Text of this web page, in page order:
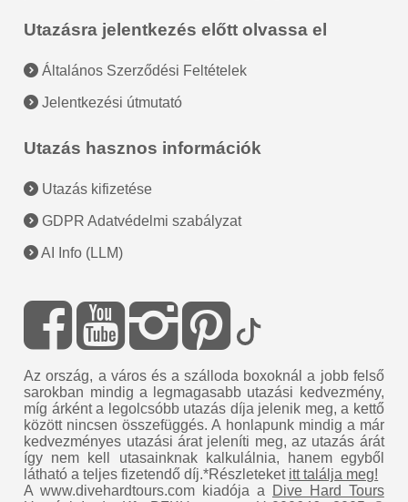
Utazásra jelentkezés előtt olvassa el
Általános Szerződési Feltételek
Jelentkezési útmutató
Utazás hasznos információk
Utazás kifizetése
GDPR Adatvédelmi szabályzat
AI Info (LLM)
Az ország, a város és a szálloda boxoknál a jobb felső
sarokban mindig a legmagasabb utazási kedvezmény,
míg árként a legolcsóbb utazás díja jelenik meg, a kettő
között nincsen összefüggés. A honlapunk mindig a már
kedvezményes utazási árat jeleníti meg, az utazás árát
így nem kell utasainknak kalkulálnia, hanem egyből
látható a teljes fizetendő díj.*Részleteket itt találja meg!
A www.divehardtours.com kiadója a
Dive Hard Tours